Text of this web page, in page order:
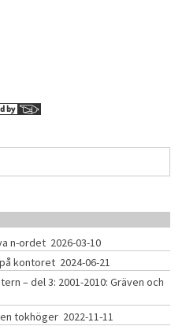
n-ordet 2026-03-10
kontoret 2024-06-21
– del 3: 2001-2010: Gräven och
tokhöger 2022-11-11